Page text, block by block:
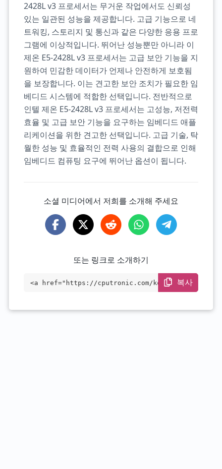
2428L v3 프로세서는 무거운 작업에서도 신뢰성
있는 일관된 성능을 제공합니다. 고급 기능으로 네
트워킹, 스토리지 및 통신과 같은 다양한 응용 프로
그램에 이상적입니다. 뛰어난 성능뿐만 아니라 이
제온 E5-2428L v3 프로세서는 고급 보안 기능을 지
원하여 민감한 데이터가 언제나 안전하게 보호됨
을 보장합니다. 이는 견고한 보안 조치가 필요한 임
베디드 시스템에 적합한 선택입니다. 전반적으로
인텔 제온 E5-2428L v3 프로세서는 고성능, 저전력
효율 및 고급 보안 기능을 요구하는 임베디드 애플
리케이션을 위한 견고한 선택입니다. 고급 기술, 탁
월한 성능 및 효율적인 전력 사용의 결합으로 인해
임베디드 컴퓨팅 요구에 뛰어난 옵션이 됩니다.
소셜 미디어에서 저희를 소개해 주세요
또는 링크로 소개하기
<a href="https://cputronic.com/ko/cpu/in
복사